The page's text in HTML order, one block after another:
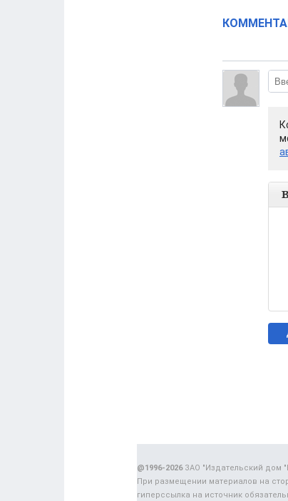
@1996-2026ЗАО "Издательский дом
При размещении материалов на
гиперссылка на источник